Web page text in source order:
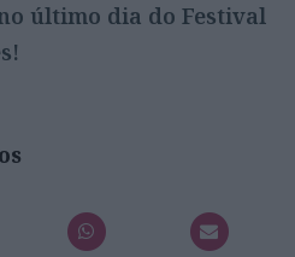
último dia do Festival